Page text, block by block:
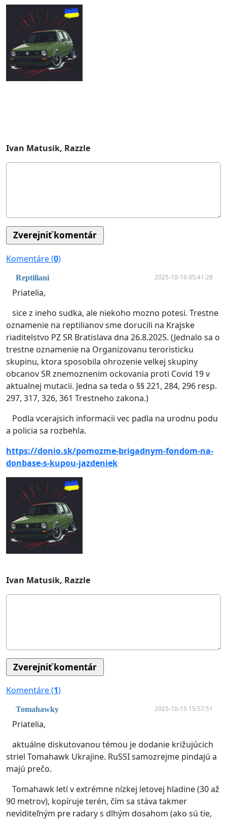
Ivan Matusik, Razzle
Komentáre (0)
Reptiliani 2025-10-16 05:41:28
Priatelia,
sice z ineho sudka, ale niekoho mozno potesi. Trestne
oznamenie na reptilianov sme dorucili na Krajske
riaditelstvo PZ SR Bratislava dna 26.8.2025. (Jednalo sa o
trestne oznamenie na Organizovanu teroristicku
skupinu, ktora sposobila ohrozenie velkej skupiny
obcanov SR znemoznenim ockovania proti Covid 19 v
aktualnej mutacii. Jedna sa teda o §§ 221, 284, 296 resp.
297, 317, 326, 361 Trestneho zakona.)
Podla vcerajsich informacii vec padla na urodnu podu
a policia sa rozbehla.
https://donio.sk/pomozme-brigadnym-fondom-na-
donbase-s-kupou-jazdeniek
Ivan Matusik, Razzle
Komentáre (1)
Tomahawky 2025-10-15 15:57:51
Priatelia,
aktuálne diskutovanou témou je dodanie križujúcich
striel Tomahawk Ukrajine. RuSSI samozrejme pindajú a
majú prečo.
Tomahawk letí v extrémne nízkej letovej hladine (30 až
90 metrov), kopíruje terén, čím sa stáva takmer
neviditeľným pre radary s dlhým dosahom (ako sú tie,